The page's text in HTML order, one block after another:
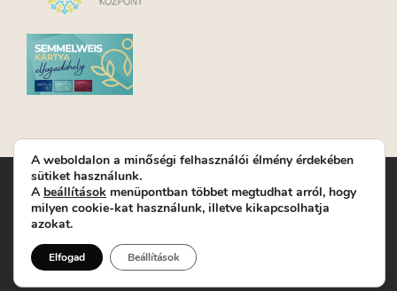
Turay Ida Színház Közhasznú Nonprofit Kft. | Működési
helyszín: Turay Ida Színház 1089 Budapest, Kálvária tér 6. |
Levelezési cím: 1089 Budapest, Kálvária tér 14. | Titkárság:
Jegyrendelés: +36-70/607-2620
A weboldalon a minőségi felhasználói élmény érdekében
sütiket használunk.
A beállítások menüpontban többet megtudhat arról, hogy
milyen cookie-kat használunk, illetve kikapcsolhatja
azokat.
Elfogad Beállítások